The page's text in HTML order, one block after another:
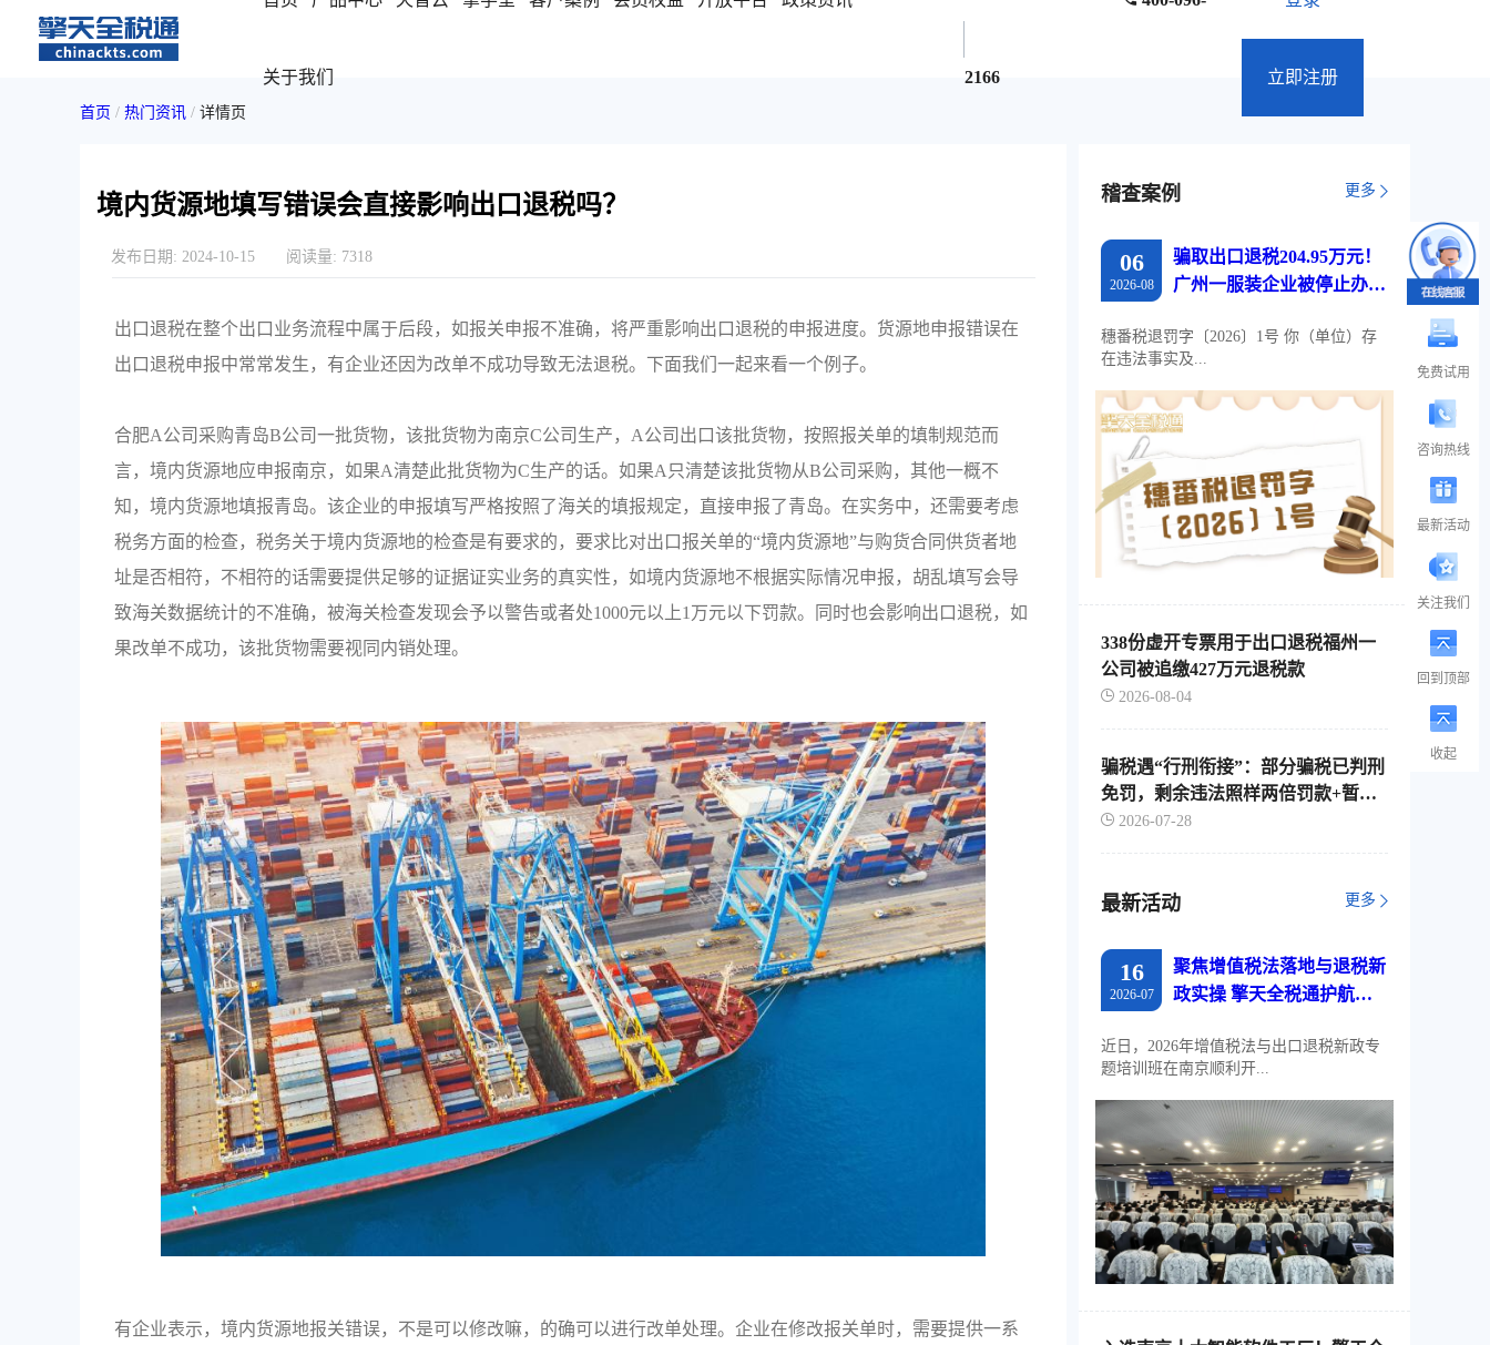
关于我们 2166 立即注册
首页 / 热门资讯 / 详情页
境内货源地填写错误会直接影响出口退税吗？
发布日期: 2024-10-15 阅读量: 7318
出口退税在整个出口业务流程中属于后段，如报关申报不准确，将严重影响出口退税的申报进度。货源地申报错误在
出口退税申报中常常发生，有企业还因为改单不成功导致无法退税。下面我们一起来看一个例子。
合肥A公司采购青岛B公司一批货物，该批货物为南京C公司生产，A公司出口该批货物，按照报关单的填制规范而
言，境内货源地应申报南京，如果A清楚此批货物为C生产的话。如果A只清楚该批货物从B公司采购，其他一概不
知，境内货源地填报青岛。该企业的申报填写严格按照了海关的填报规定，直接申报了青岛。在实务中，还需要考虑
税务方面的检查，税务关于境内货源地的检查是有要求的，要求比对出口报关单的“境内货源地”与购货合同供货者地
址是否相符，不相符的话需要提供足够的证据证实业务的真实性，如境内货源地不根据实际情况申报，胡乱填写会导
致海关数据统计的不准确，被海关检查发现会予以警告或者处1000元以上1万元以下罚款。同时也会影响出口退税，如
果改单不成功，该批货物需要视同内销处理。
有企业表示，境内货源地报关错误，不是可以修改嘛，的确可以进行改单处理。企业在修改报关单时，需要提供一系
稽查案例 更多
06
2026-08
骗取出口退税204.95万元！
广州一服装企业被停止办理
穗番税退罚字〔2026〕1号 你（单位）存
在违法事实及...
338份虚开专票用于出口退税福州一
公司被追缴427万元退税款
2026-08-04
骗税遇“行刑衔接”：部分骗税已判刑
免罚，剩余违法照样两倍罚款+暂停
出口退税
2026-07-28
最新活动 更多
16
2026-07
聚焦增值税法落地与退税新
政实操 擎天全税通护航江
近日，2026年增值税法与出口退税新政专
题培训班在南京顺利开...
免费试用
咨询热线
最新活动
关注我们
回到顶部
收起